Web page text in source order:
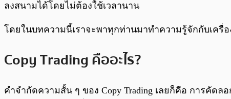
ลงสนามได้โดยไม่ต้องใช้เวลานาน
โดยในบทความนี้เราจะพาทุกท่านมาทำความรู้จักกับเค
Copy Trading คืออะไร?
คำจำกัดความสั้น ๆ ของ Copy Trading เลยก็คือ การคัด